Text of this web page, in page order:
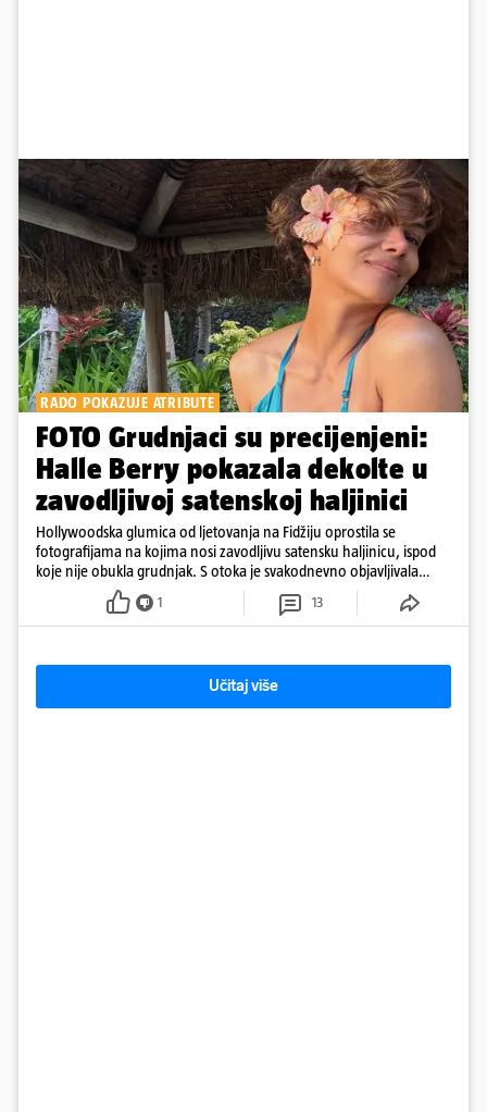
RADO POKAZUJE ATRIBUTE
FOTO Grudnjaci su precijenjeni:
Halle Berry pokazala dekolte u
zavodljivoj satenskoj haljinici
Hollywoodska glumica od ljetovanja na Fidžiju oprostila se
fotografijama na kojima nosi zavodljivu satensku haljinicu, ispod
koje nije obukla grudnjak. S otoka je svakodnevno objavljivala
fotografije u kupaćem
1 13
Učitaj više